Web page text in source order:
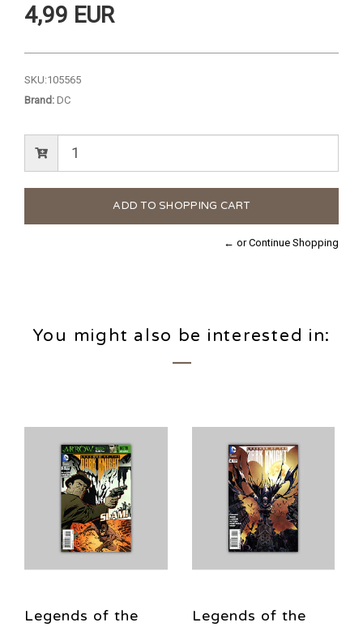
4,99 EUR
SKU:105565
Brand: DC
← or Continue Shopping
You might also be interested in:
Legends of the
Legends of the